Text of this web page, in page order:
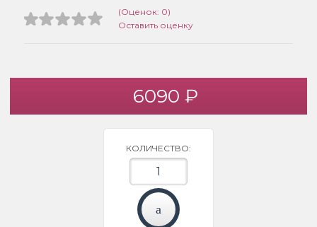
(Оценок: 0)
Оставить оценку
6090 ₽
КОЛИЧЕСТВО: